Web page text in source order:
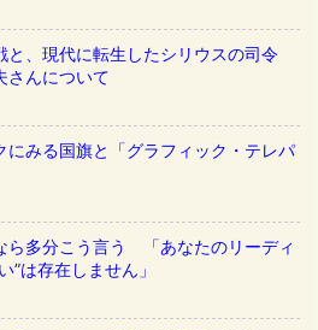
と、現代に転生したシリウスの司令
さんについて
にみる国旗と「グラフィック・テレパ
ら多分こう言う 「あなたのリーディ
”は存在しません」